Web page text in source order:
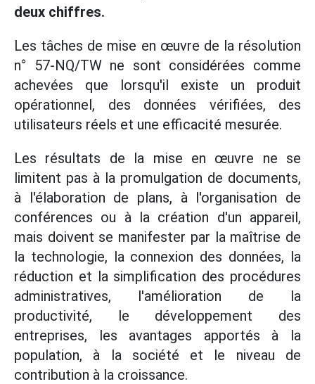
deux chiffres.
Les tâches de mise en œuvre de la résolution
n° 57-NQ/TW ne sont considérées comme
achevées que lorsqu'il existe un produit
opérationnel, des données vérifiées, des
utilisateurs réels et une efficacité mesurée.
Les résultats de la mise en œuvre ne se
limitent pas à la promulgation de documents,
à l'élaboration de plans, à l'organisation de
conférences ou à la création d'un appareil,
mais doivent se manifester par la maîtrise de
la technologie, la connexion des données, la
réduction et la simplification des procédures
administratives, l'amélioration de la
productivité, le développement des
entreprises, les avantages apportés à la
population, à la société et le niveau de
contribution à la croissance.